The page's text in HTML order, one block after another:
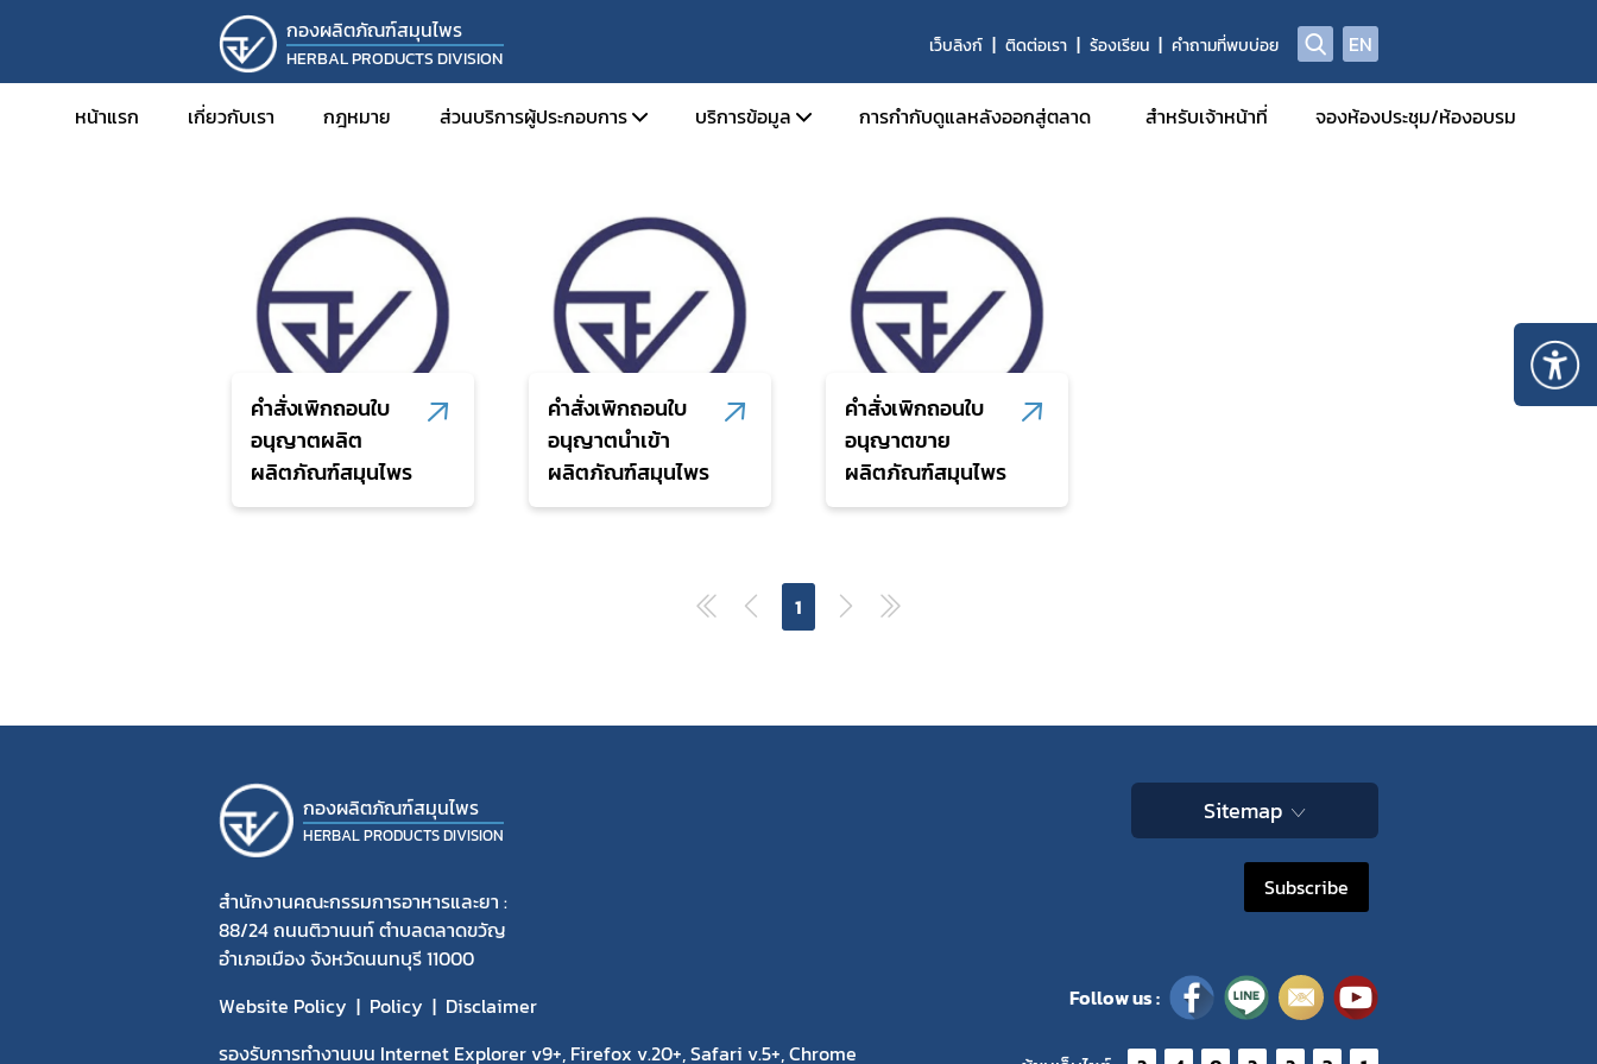
กองผลิตภัณฑ์สมุนไพร
HERBAL PRODUCTS DIVISION
เว็บลิงก์ ติดต่อเรา ร้องเรียน คำถามที่พบบ่อย EN
หน้าแรก เกี่ยวกับเรา กฎหมาย ส่วนบริการผู้ประกอบการ
การขออนุญาตสถานที่
การขออนุญาตผลิตภัณฑ์
การขออนุญาตโฆษณา
การขอรับรองมาตรฐานสถานที่ผลิตภัณฑ์สมุนไพร
การขอพิจารณาแบบแปลนสถานที่ผลิตผลิตภัณฑ์
สมุนไพรและสถานที่ผลิตร่วม
การดำเนินการเกี่ยวกับการวิจัยทางคลินิก
การขอรับรองวัตถุดิบสมุนไพร ด้านคุณภาพ
การนำเข้าวัตถุดิบ
การแจ้งการผลิตหรือนำเข้าผลิตภัณฑ์สมุนไพร
บริการข้อมูล
การขึ้นบัญชี ผู้เชี่ยวชาญ องค์กรผู้เชี่ยวชาญ
รายนามสถานที่ผลิตที่ได้รับการรับรองมาตรฐานการ
ผลิตที่ดี
หลักสูตรการอบรมสำหรับการปฏิบัติงานของผู้มีหน้าที่
ปฏิบัติการในสถานที่ผลิต นำเข้า ขาย และเก็บรักษา
ผลิตภัณฑ์สมุนไพรที่ผ่านการรับรองโดย อย.
บัญชีรายชื่อคณะกรรมการที่พิจารณาโครงการวิจัยทาง
คลินิกเกี่ยวกับผลิตภัณฑ์สมุนไพร
ผลิตภัณฑ์สมุนไพรซึ่งมี กระท่อม เป็นส่วนประกอบที่ได้
รับอนุญาตจากสำนักงานคณะกรรมการอาหารและยา
ประเทศไทย
ฐานข้อมูลสำหรับการจดแจ้งผลิตภัณฑ์สมุนไพร
มาตรการอำนวยความสะดวกแก่ผู้ประกอบการ ใน
การกำกับดูแลหลังออกสู่ตลาด สำหรับเจ้าหน้าที่ จองห้องประชุม/ห้องอบรม
คำสั่งเพิกถอนใบอนุญาตสถานประกอบการผลิตภัณฑ์สมุนไพร
คำสั่งเพิกถอนใบ
อนุญาตผลิต
ผลิตภัณฑ์สมุนไพร
คำสั่งเพิกถอนใบ
อนุญาตนำเข้า
ผลิตภัณฑ์สมุนไพร
คำสั่งเพิกถอนใบ
อนุญาตขาย
ผลิตภัณฑ์สมุนไพร
1
กองผลิตภัณฑ์สมุนไพร
HERBAL PRODUCTS DIVISION
สำนักงานคณะกรรมการอาหารและยา :
88/24 ถนนติวานนท์ ตำบลตลาดขวัญ
อำเภอเมือง จังหวัดนนทบุรี 11000
Website Policy
Policy
Disclaimer
รองรับการทำงานบน Internet Explorer v9+, Firefox v.20+, Safari v.5+, Chrome
Sitemap
Subscribe
Follow us :
Subscribe